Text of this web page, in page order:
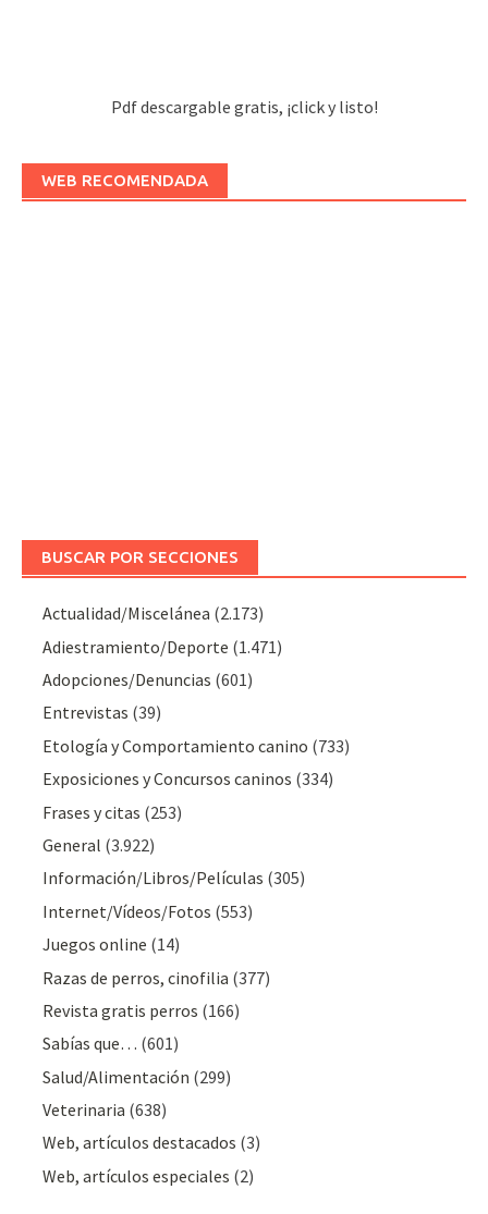
Pdf descargable gratis, ¡click y listo!
WEB RECOMENDADA
BUSCAR POR SECCIONES
Actualidad/Miscelánea (2.173)
Adiestramiento/Deporte (1.471)
Adopciones/Denuncias (601)
Entrevistas (39)
Etología y Comportamiento canino (733)
Exposiciones y Concursos caninos (334)
Frases y citas (253)
General (3.922)
Información/Libros/Películas (305)
Internet/Vídeos/Fotos (553)
Juegos online (14)
Razas de perros, cinofilia (377)
Revista gratis perros (166)
Sabías que… (601)
Salud/Alimentación (299)
Veterinaria (638)
Web, artículos destacados (3)
Web, artículos especiales (2)